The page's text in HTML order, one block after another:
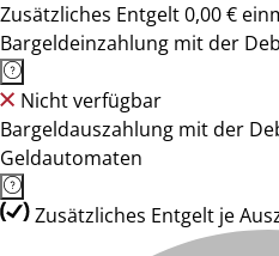
Zusätzliches Entgelt 0,00 €
Bargeldeinzahlung mit der
Nicht verfügbar
Bargeldauszahlung mit der
Geldautomaten
Zusätzliches Entgelt je